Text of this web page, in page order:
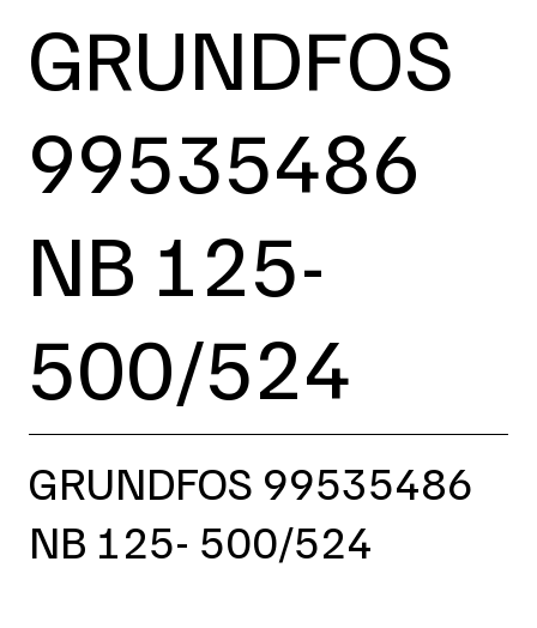
GRUNDFOS
99535486
NB 125-
500/524
GRUNDFOS 99535486
NB 125- 500/524